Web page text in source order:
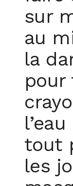
sur
au
la
tout
les